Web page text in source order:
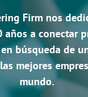
Firm nos
años a conectar
búsqueda de
mejores
mundo.